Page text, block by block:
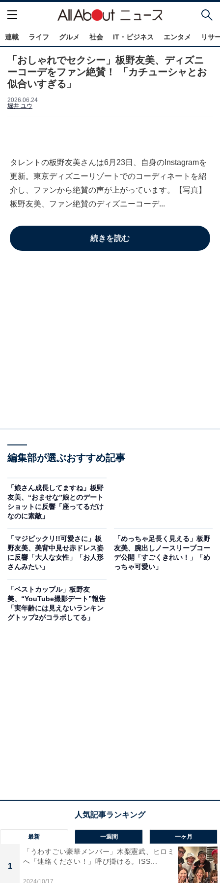
連載 ライフ グルメ 社会 IT・ビジネス エンタメ リサ
「おしゃれでセクシー」板野友美、ディズニ
ーコーデをファン絶賛！ 「カチューシャとお
似合いすぎる」
2026.06.24
堀井 ユウ
タレントの板野友美さんは6月23日、自身のInstagramを
更新。東京ディズニーリゾートでのコーディネートを紹
介し、ファンから絶賛の声が上がっています。【写真】
板野友美、ファン絶賛のディズニーコーデ...
続きを読む
編集部が選ぶおすすめ記事
「娘さん成長してますね」板野
友美、“おませな”娘とのデート
ショットに反響「座ってるだけ
なのに素敵」
「マジビックリ!!可愛さに」板
野友美、美背中見せ赤ドレス姿
に反響「大人な女性」「お人形
さんみたい」
「めっちゃ足長く見える」板野
友美、腕出しノースリーブコー
デ公開「すごくきれい！」「め
っちゃ可愛い」
「ベストカップル」板野友
美、“YouTube撮影デート”報告
「実年齢には見えないランキン
グトップ2がコラボしてる」
最新 一週間 一ヶ月
1
「うわすごい豪華メンバー」木梨憲武、ヒロミ
へ「連絡ください！」呼び掛ける。ISS...